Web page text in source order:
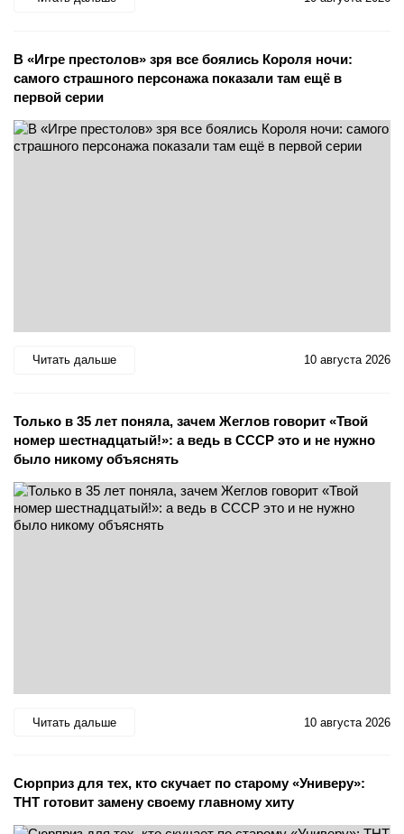
В «Игре престолов» зря все боялись Короля ночи:
самого страшного персонажа показали там ещё в
первой серии
Читать дальше 10 августа 2026
Только в 35 лет поняла, зачем Жеглов говорит «Твой
номер шестнадцатый!»: а ведь в СССР это и не нужно
было никому объяснять
Читать дальше 10 августа 2026
Сюрприз для тех, кто скучает по старому «Универу»:
ТНТ готовит замену своему главному хиту